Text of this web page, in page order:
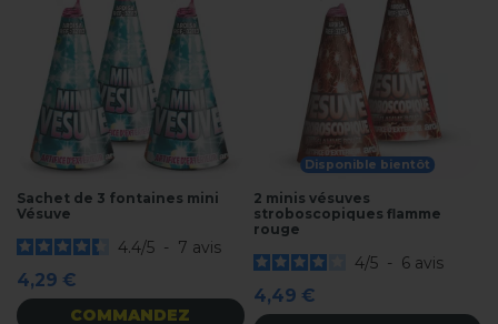
Sachet de 3 fontaines mini
Vésuve
4.4/5 - 7 avis
4,29 €
COMMANDEZ
Disponible bientôt
2 minis vésuves
stroboscopiques flamme
rouge
4/5 - 6 avis
4,49 €